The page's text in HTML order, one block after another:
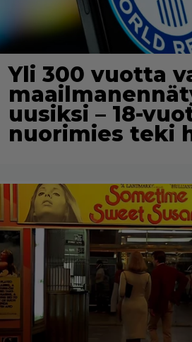
Yli 300 vuotta
uusiksi – 18-
nuorimies teki